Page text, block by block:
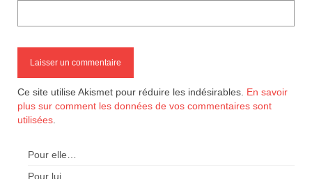
Ce site utilise Akismet pour réduire les indésirables. En savoir
plus sur comment les données de vos commentaires sont
utilisées
Pour elle…
Pour lui…